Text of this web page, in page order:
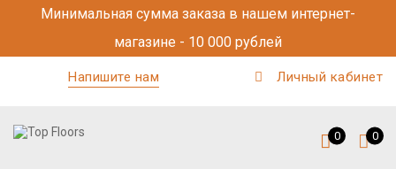
Минимальная сумма заказа в нашем интернет-
магазине - 10 000 рублей
Напишите нам Личный кабинет
0 0